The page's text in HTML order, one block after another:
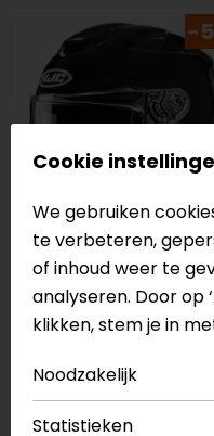
-
HJC
RPHA 72
Integraalhelm
Cookie
We gebruiken
te verbeteren,
of inhoud weer te
analyseren. Door op
klikken, stem je in
Noodzakelijk
Statistieken